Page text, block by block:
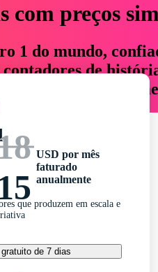
com preços
1 do mundo,
de
em tempo e
USD por mês
faturado
anualmente
que produzem em escala e
de 7 dias